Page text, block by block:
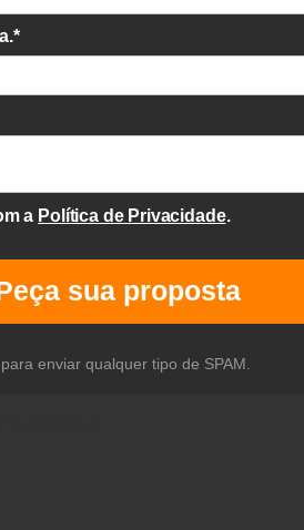
a Política de Privacidade.
sua proposta
enviar qualquer tipo de SPAM.